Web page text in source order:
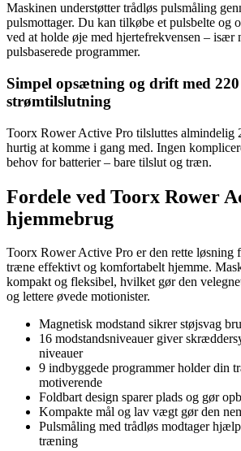
Maskinen understøtter trådløs pulsmåling
pulsmottager. Du kan tilkøbe et pulsbelte og
ved at holde øje med hjertefrekvensen – især
pulsbaserede programmer.
Simpel opsætning og drift med
strømtilslutning
Toorx Rower Active Pro tilsluttes almindelig
hurtig at komme i gang med. Ingen
behov for batterier – bare tilslut og træn.
Fordele ved Toorx Rower
hjemmebrug
Toorx Rower Active Pro er den rette løsning
træne effektivt og komfortabelt hjemme.
kompakt og fleksibel, hvilket gør den
og lettere øvede motionister.
Magnetisk modstand sikrer støjsvag
16 modstandsniveauer giver
niveauer
9 indbyggede programmer holder din
motiverende
Foldbart design sparer plads og gør
Kompakte mål og lav vægt gør den
Pulsmåling med trådløs modtager
træning